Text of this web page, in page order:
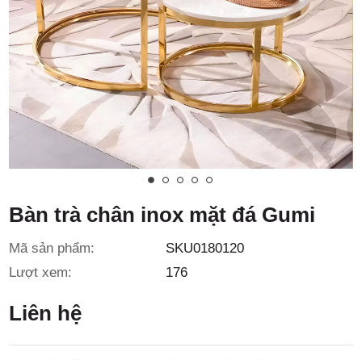
3/6D, ấp
Tiền Lân,
xã Bà
Bàn trà chân inox mặt đá Gumi
Mã sản phẩm:
SKU0180120
Lượt xem:
176
Liên hệ